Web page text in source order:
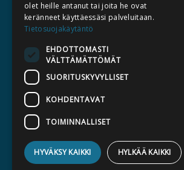
AJANKOHTAISTA
KIRJA TILAUSTYÖNÄ
MEDIALLE
SILTALA.FI
E-JA ÄÄNIKIRJAT
ENNAKKOTILATTAVAT
olet heille antanut tai joita he ovat
keränneet käyttäessäsi palveluitaan.
Tietosuojakäytäntö
EHDOTTOMASTI
VÄLTTÄMÄTTÖMÄT
SUORITUSKYVYLLISET
KOHDENTAVAT
TOIMINNALLISET
HYVÄKSY KAIKKI HYLKÄÄ KAIKKI